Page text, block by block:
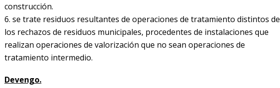
construcción.
se trate residuos resultantes de operaciones de tratamiento distintos de
los rechazos de residuos municipales, procedentes de instalaciones que
realizan operaciones de valorización que no sean operaciones de
tratamiento intermedio.
Devengo.